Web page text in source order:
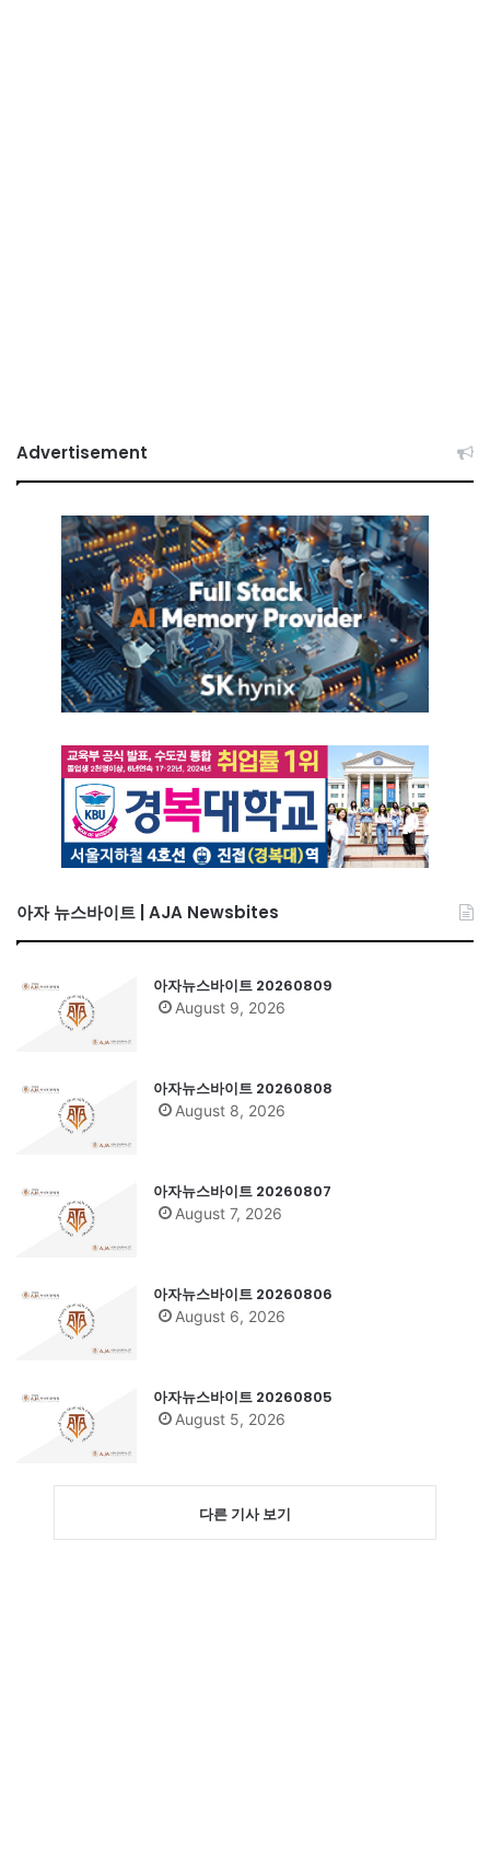
Advertisement
아자 뉴스바이트 | AJA Newsbites
아자뉴스바이트 20260809
August 9, 2026
아자뉴스바이트 20260808
August 8, 2026
아자뉴스바이트 20260807
August 7, 2026
아자뉴스바이트 20260806
August 6, 2026
아자뉴스바이트 20260805
August 5, 2026
다른 기사 보기